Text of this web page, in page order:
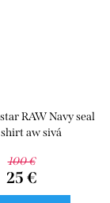
RAW Navy seal
aw sivá
100 €
25 €